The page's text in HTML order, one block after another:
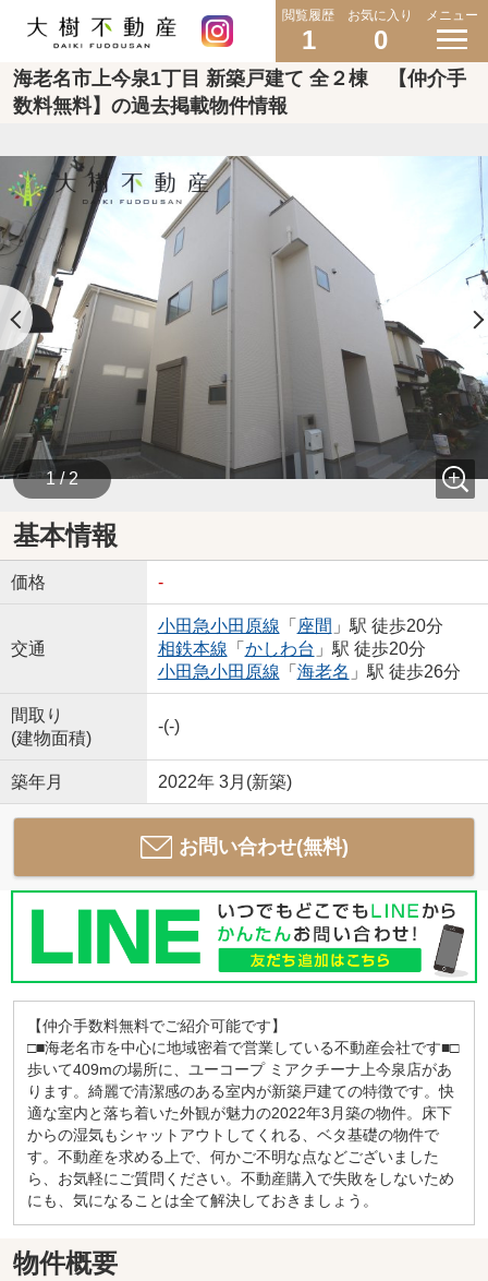
閲覧履歴
1
お気に入り
0
メニュー
海老名市上今泉1丁目 新築戸建て 全２棟 【仲介手
数料無料】の過去掲載物件情報
1 / 2
基本情報
価格 -
交通
小田急小田原線 「 座間 」駅 徒歩20分
相鉄本線 「 かしわ台 」駅 徒歩20分
小田急小田原線 「 海老名 」駅 徒歩26分
間取り
(建物面積)
-(-)
築年月 2022年 3月(新築)
お問い合わせ(無料)
【仲介手数料無料でご紹介可能です】
□■海老名市を中心に地域密着で営業している不動産会社です■□
歩いて409mの場所に、ユーコープ ミアクチーナ上今泉店があ
ります。綺麗で清潔感のある室内が新築戸建ての特徴です。快
適な室内と落ち着いた外観が魅力の2022年3月築の物件。床下
からの湿気もシャットアウトしてくれる、ベタ基礎の物件で
す。不動産を求める上で、何かご不明な点などございました
ら、お気軽にご質問ください。不動産購入で失敗をしないため
にも、気になることは全て解決しておきましょう。
物件概要